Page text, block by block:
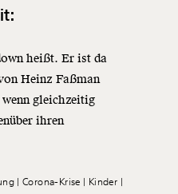
heißt. Er ist da
Heinz Faßman
gleichzeitig
ihren
Corona-Krise
Kinder